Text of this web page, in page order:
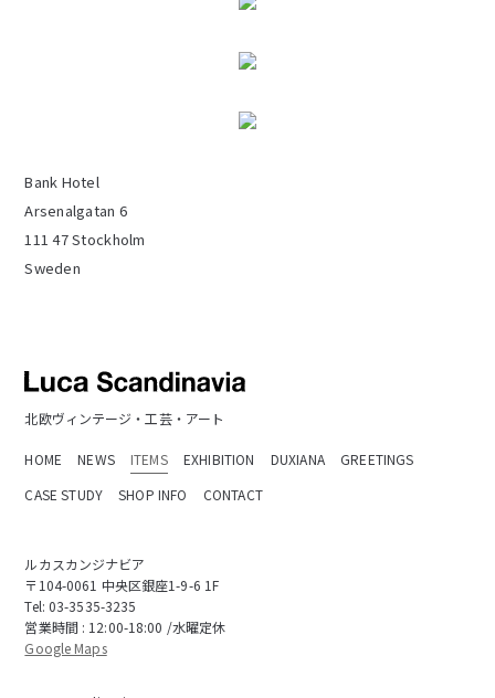
Bank Hotel
Arsenalgatan 6
111 47 Stockholm
Sweden
北欧ヴィンテージ・工芸・アート
HOME NEWS ITEMS EXHIBITION DUXIANA
GREETINGS
CASE STUDY
SHOP INFO CONTACT
ルカスカンジナビア
〒104-0061 中央区銀座1-9-6 1F
Tel: 03-3535-3235
営業時間 : 12:00-18:00 /水曜定休
Google Maps